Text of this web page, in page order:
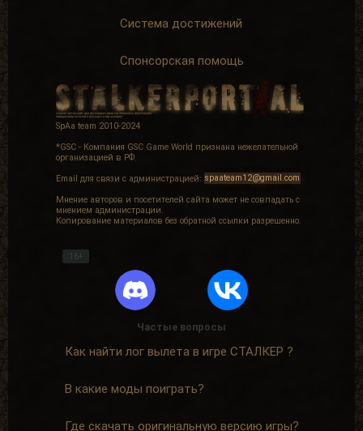
Система достижений
Спонсорская помощь
SpAa team 2010-2024
*GSC - Компания GSC Game World признана нежелательной
организацией в РФ.
Email для связи с администрацией: spaateam12@gmail.com
Мнение авторов и посетителей сайта может не совпадать с
мнением администрации.
Копирование материалов без обратной ссылки разрешенно.
16+
Частые вопросы
Как найти лог вылета в игре СТАЛКЕР ?
В какие моды поиграть?
Где скачать оригинальную версию игры?